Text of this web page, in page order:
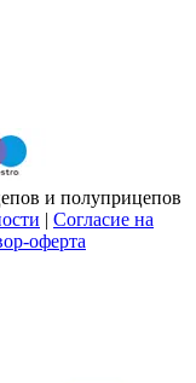
и полуприцепов
| Согласие на
оферта